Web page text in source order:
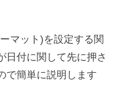
マット)を設定する関
日付に関して先に押さ
で簡単に説明します